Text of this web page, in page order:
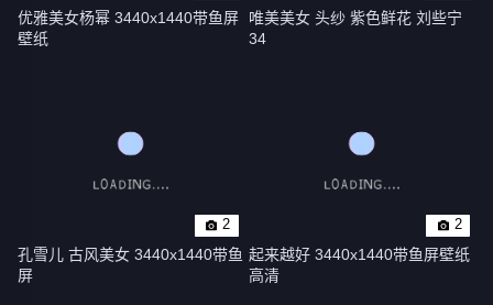
优雅美女杨幂 3440x1440带鱼屏
壁纸
唯美美女 头纱 紫色鲜花 刘些宁
34
2
孔雪儿 古风美女 3440x1440带鱼
屏
2
起来越好 3440x1440带鱼屏壁纸
高清